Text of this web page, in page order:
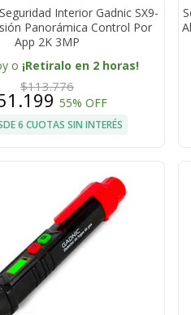
Interior Gadnic SX9-
Panorámica Control Por
App 2K 3MP
o ¡Retiralo en 2 horas!
$113.776
55% OFF
6 CUOTAS SIN INTERÉS